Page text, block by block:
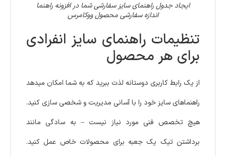
ایجاد جدول راهنمای سایز سفارشی شما در افزونه راهنما
اندازه سفارشی محصول ووکامرس
تنظیمات راهنمای سایز انفرادی
برای هر محصول
از یک رابط کاربری دوستانه لذت ببرید که به شما امکان میدهد
راهنماهای سایز خود را با آسانی مدیریت و شخصی سازی کنید.
هیچ تخصص فنی مورد نیاز نیست – به سادگی مانند
برداشتن تیک یک جعبه برای محصولات خاص عمل کنید.